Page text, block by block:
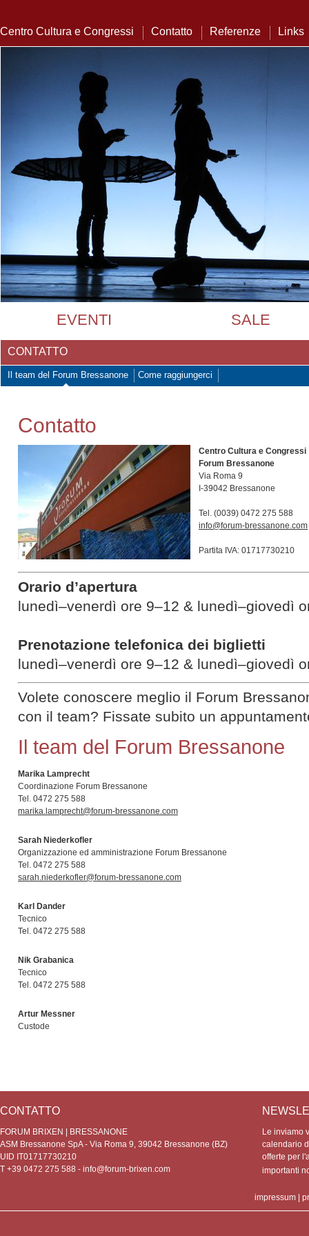
Centro Cultura e Congressi Contatto Referenze Links
EVENTI SALE
CONTATTO
Il team del Forum Bressanone Come raggiungerci
Contatto
Centro Cultura e Congressi
Forum Bressanone
Via Roma 9
I-39042 Bressanone
Tel. (0039) 0472 275 588
info@forum-bressanone.com
Partita IVA: 01717730210
Orario d’apertura
lunedì–venerdì ore 9–12 & lunedì–giovedì
Prenotazione telefonica dei biglietti
lunedì–venerdì ore 9–12 & lunedì–giovedì
Volete conoscere meglio il Forum
con il team? Fissate subito un
Il team del Forum Bressanone
Marika Lamprecht
Coordinazione Forum Bressanone
Tel. 0472 275 588
marika.lamprecht@forum-bressanone.com
Sarah Niederkofler
Organizzazione ed amministrazione Forum Bressanone
Tel. 0472 275 588
sarah.niederkofler@forum-bressanone.com
Karl Dander
Tecnico
Tel. 0472 275 588
Nik Grabanica
Tecnico
Tel. 0472 275 588
Artur Messner
Custode
CONTATTO
FORUM BRIXEN | BRESSANONE
ASM Bressanone SpA - Via Roma 9, 39042 Bressanone (BZ)
UID IT01717730210
T +39 0472 275 588 - info@forum-brixen.com
Le inviamo
calendario
offerte per
importanti
impressum |